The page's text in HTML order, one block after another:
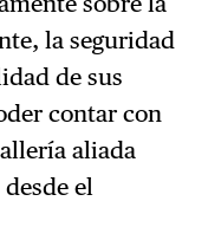
la seguridad
de sus
contar con
aliada
el